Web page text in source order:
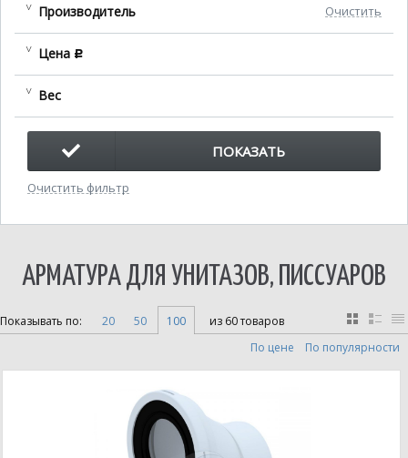
Производитель Очистить
Цена c
Вес
ПОКАЗАТЬ
Очистить фильтр
АРМАТУРА ДЛЯ УНИТАЗОВ, ПИССУАРОВ
Показывать по: 20 50 100
из 60 товаров
По цене
По популярности